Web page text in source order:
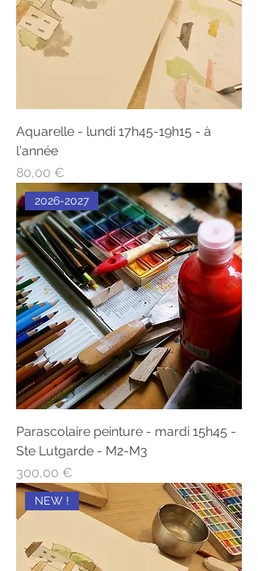
Aquarelle - lundi 17h45-19h15 - à
l'année
Prix
80,00 €
2026-2027
Parascolaire peinture - mardi 15h45 -
Ste Lutgarde - M2-M3
Prix
300,00 €
NEW !